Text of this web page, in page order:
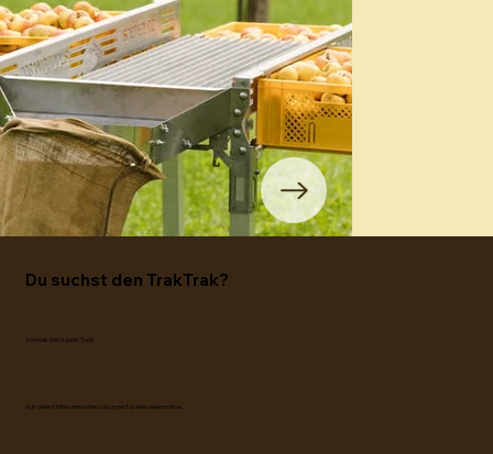
Du suchst den TrakTrak?
Vormals bei Organic Tools
Auf vielen Höfen entstehen Lösungen für eine regenerative.